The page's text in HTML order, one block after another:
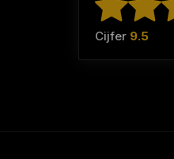
Cijfer 9.5